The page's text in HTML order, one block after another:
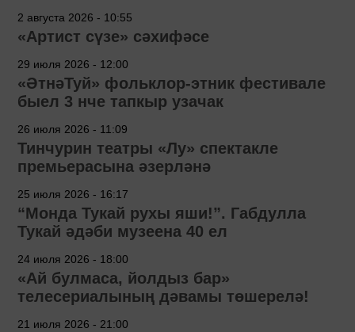
2 августа 2026 - 10:55
«Артист сүзе» сәхифәсе
29 июля 2026 - 12:00
«ӘтнәТуй» фольклор-этник фестивале
быел 3 нче тапкыр узачак
26 июля 2026 - 11:09
Тинчурин театры «Лу» спектакле
премьерасына әзерләнә
25 июля 2026 - 16:17
“Монда Тукай рухы яши!”. Габдулла
Тукай әдәби музеена 40 ел
24 июля 2026 - 18:00
«Ай булмаса, йолдыз бар»
телесериалының дәвамы төшерелә!
21 июля 2026 - 21:00